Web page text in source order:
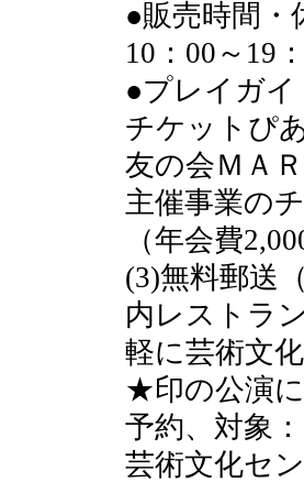
●販売時間・
10：00～19
●プレイガイ
チケットぴ
友の会ＭＡ
主催事業の
（年会費
(3)無料郵送
内レストラ
軽に芸術文
★印の公演
予約、対象
芸術文化セ